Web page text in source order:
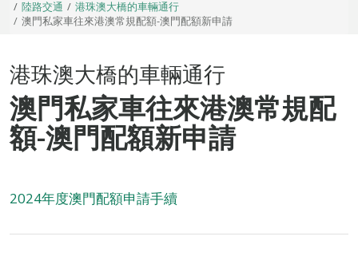
陸路交通
港珠澳大橋的車輛通行
澳門私家車往來港澳常規配額-澳門配額新申請
港珠澳大橋的車輛通行
澳門私家車往來港澳常規配
額-澳門配額新申請
2024年度澳門配額申請手續